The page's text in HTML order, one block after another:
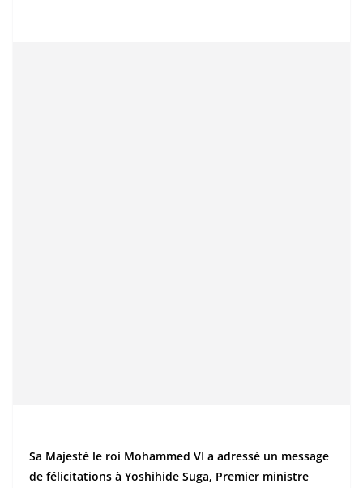
Sa Majesté le roi Mohammed VI a adressé un message
de félicitations à Yoshihide Suga, Premier ministre